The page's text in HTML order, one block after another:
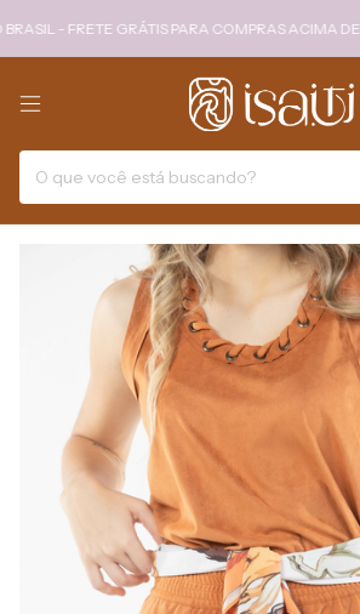
- FRETE GRÁTIS PARA COMPRAS ACIMA DE R$800